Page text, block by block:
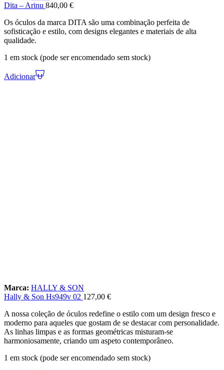
Dita – Arinu 840,00 €
Os óculos da marca DITA são uma combinação perfeita de
sofisticação e estilo, com designs elegantes e materiais de alta
qualidade.
1 em stock (pode ser encomendado sem stock)
Adicionar
Marca: HALLY & SON
Hally & Son Hs949v 02 127,00 €
A nossa coleção de óculos redefine o estilo com um design fresco e
moderno para aqueles que gostam de se destacar com personalidade.
As linhas limpas e as formas geométricas misturam-se
harmoniosamente, criando um aspeto contemporâneo.
1 em stock (pode ser encomendado sem stock)